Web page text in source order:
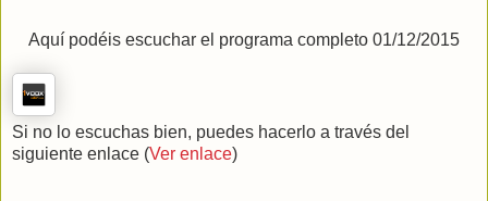
Aquí podéis escuchar el programa completo 01/12/2015
Si no lo escuchas bien, puedes hacerlo a través del
siguiente enlace (Ver enlace)